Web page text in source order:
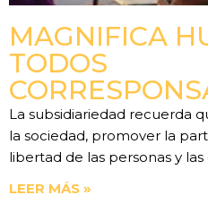
MAGNIFICA
TODOS
La subsidiariedad recuerda
la sociedad, promover la
libertad de las personas y
LEER MÁS »